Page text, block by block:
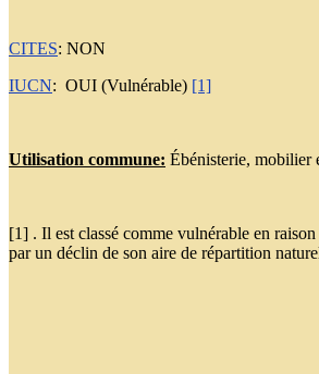
CITES: NON
IUCN: OUI (Vulnérable) [1]
Utilisation commune: Ébénisterie, mobilier
[1] . Il est classé comme vulnérable en
par un déclin de son aire de répartition